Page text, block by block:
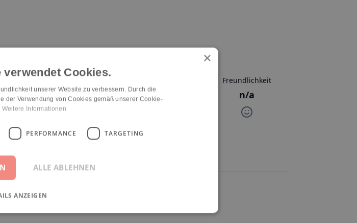
a n/a n/a
Freundlichkeit
n/a
×
verwendet Cookies.
unserer Website zu verbessern. Durch die
der Verwendung von Cookies gemäß unserer Cookie-
Weitere Informationen
PERFORMANCE TARGETING
ALLE ABLEHNEN
ANZEIGEN